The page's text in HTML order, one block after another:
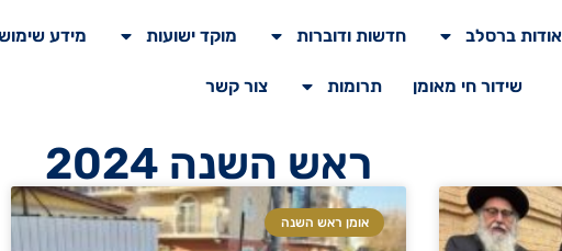
אודות ברסלב חדשות ודוברות מוקד ישועות מידע
שידור חי מאומן תרומות צור קשר
ראש השנה 2024
אומן ראש השנה